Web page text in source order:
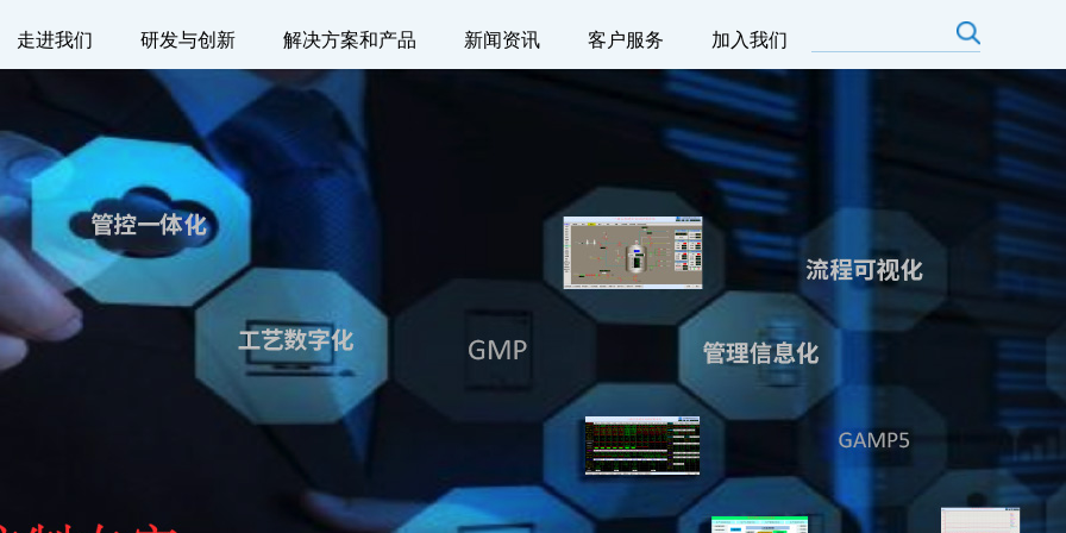
走进我们 研发与创新 解决方案和产品 新闻资讯 客户服务 加入我们